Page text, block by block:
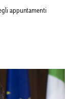
appuntamenti